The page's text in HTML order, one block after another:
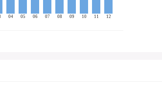
04 05 06 07 08 09 10 11 12